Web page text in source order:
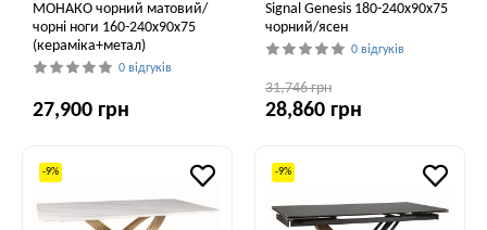
МОНАКО чорний матовий/
чорні ноги 160-240x90x75
(кераміка+метал)
0 відгуків
27,900 грн
Signal Genesis 180-240x90x75
чорний/ясен
0 відгуків
31,746 грн
28,860 грн
-9% -9%